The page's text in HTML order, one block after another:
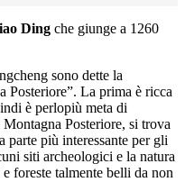
Ding che giunge a 1260
sono dette la
Posteriore”. La prima è ricca
è perlopiù meta di
Posteriore, si trova
parte più interessante per gli
siti archeologici e la natura
foreste talmente belli da non